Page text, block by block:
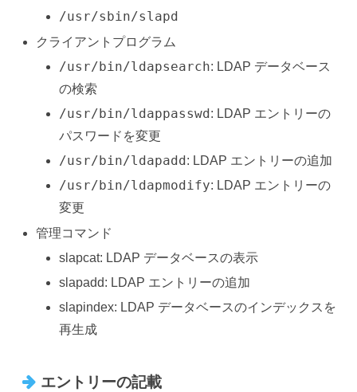
/usr/sbin/slapd
クライアントプログラム
/usr/bin/ldapsearch: LDAP データベース
の検索
/usr/bin/ldappasswd: LDAP エントリーの
パスワードを変更
/usr/bin/ldapadd: LDAP エントリーの追加
/usr/bin/ldapmodify: LDAP エントリーの
変更
管理コマンド
slapcat: LDAP データベースの表示
slapadd: LDAP エントリーの追加
slapindex: LDAP データベースのインデックスを
再生成
エントリーの記載